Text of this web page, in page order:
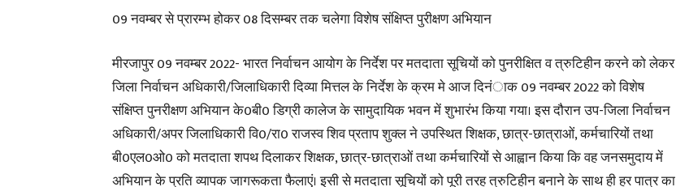
Paper
09 नवम्बर से प्रारम्भ होकर 08 दिसम्बर तक चलेगा विशेष संक्षिप्त पुरीक्षण अभियान
मीरजापुर 09 नवम्बर 2022- भारत निर्वाचन आयोग के निर्देश पर मतदाता सूचियों को पुनरीक्षित व त्रुटिहीन करने को लेकर
जिला निर्वाचन अधिकारी/जिलाधिकारी दिव्या मित्तल के निर्देश के क्रम मे आज दिनंाक 09 नवम्बर 2022 को विशेष
संक्षिप्त पुनरीक्षण अभियान के0बी0 डिग्री कालेज के सामुदायिक भवन में शुभारंभ किया गया। इस दौरान उप-जिला निर्वाचन
अधिकारी/अपर जिलाधिकारी वि0/रा0 राजस्व शिव प्रताप शुक्ल ने उपस्थित शिक्षक, छात्र-छात्राओं, कर्मचारियों तथा
बी0एल0ओ0 को मतदाता शपथ दिलाकर शिक्षक, छात्र-छात्राओं तथा कर्मचारियों से आह्वान किया कि वह जनसमुदाय में
अभियान के प्रति व्यापक जागरूकता फैलाएं। इसी से मतदाता सूचियों को पूरी तरह त्रुटिहीन बनाने के साथ ही हर पात्र का